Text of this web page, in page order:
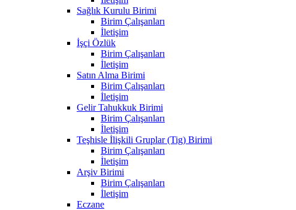
Sağlık Kurulu Birimi
Birim Çalışanları
İletişim
İşçi Özlük
Birim Çalışanları
İletişim
Satın Alma Birimi
Birim Çalışanları
İletişim
Gelir Tahukkuk Birimi
Birim Çalışanları
İletişim
Teşhisle İlişkili Gruplar (Tig) Birimi
Birim Çalışanları
İletişim
Arşiv Birimi
Birim Çalışanları
İletişim
Eczane